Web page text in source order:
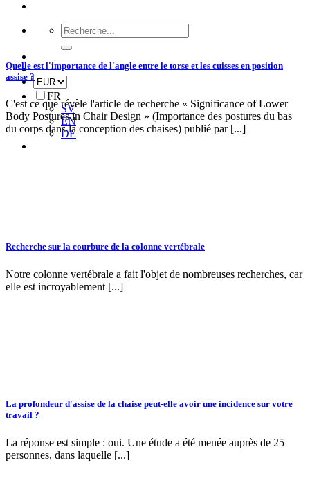
Recherche
de
:
FR
SV
EN
DE
Quelle est l'importance de l'angle entre le torse et les cuisses en position
assise ?
C'est ce que révèle l'article de recherche « Significance of Lower
Body Postures in Chair Design » (Importance des postures du bas
du corps dans la conception des chaises) publié par [...]
Recherche sur la courbure de la colonne vertébrale
Notre colonne vertébrale a fait l'objet de nombreuses recherches, car
elle est incroyablement [...]
La profondeur d'assise de la chaise peut-elle avoir une incidence sur votre
travail ?
La réponse est simple : oui. Une étude a été menée auprès de 25
personnes, dans laquelle [...]